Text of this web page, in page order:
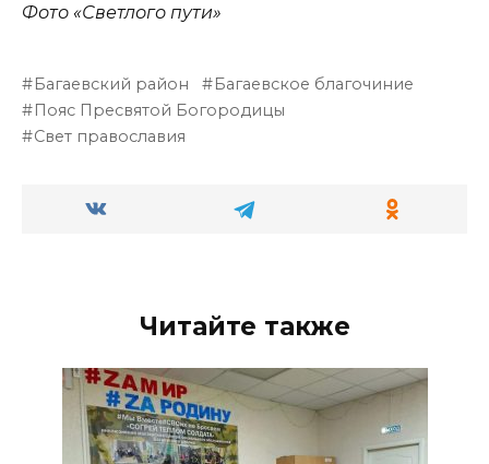
Фото «Светлого пути»
Багаевский район
Багаевское благочиние
Пояс Пресвятой Богородицы
Свет православия
Читайте также